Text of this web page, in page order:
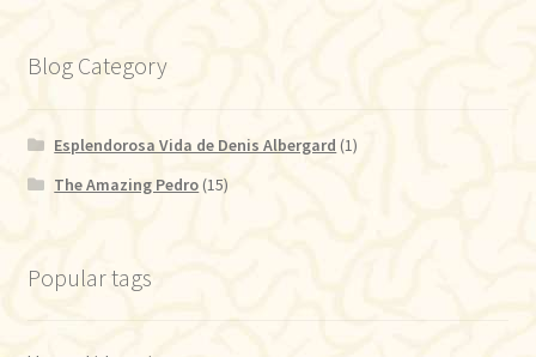
Blog Category
Esplendorosa Vida de Denis Albergard (1)
The Amazing Pedro (15)
Popular tags